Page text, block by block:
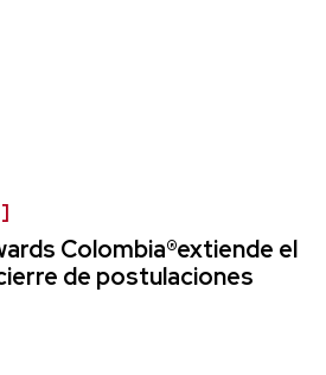
Colombia®extiende el
de postulaciones